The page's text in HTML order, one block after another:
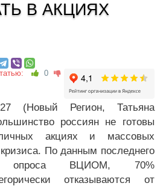
В АКЦИЯХ
0
(Новый Регион, Татьяна
россиян не готовы
акциях и массовых
По данным последнего
опроса ВЦИОМ, 70%
отказываются от